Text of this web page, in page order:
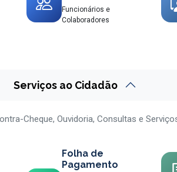
Funcionários e
Colaboradores
Serviços ao Cidadão
Cheque, Ouvidoria, Consultas e
Folha de
Pagamento